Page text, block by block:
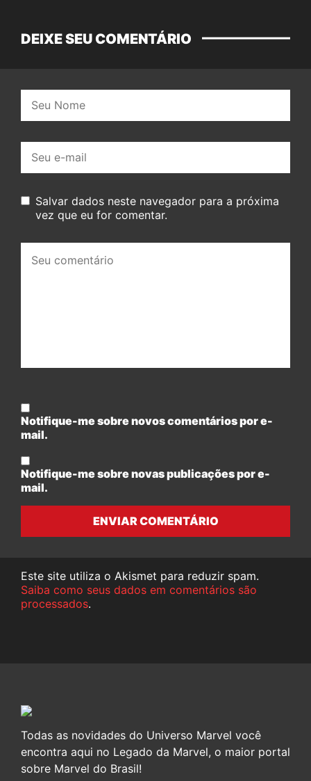
DEIXE SEU COMENTÁRIO
mail:
Salvar dados neste navegador para a próxima
vez que eu for comentar.
comentário:
Notifique-me sobre novos comentários por e-
mail.
Notifique-me sobre novas publicações por e-
mail.
ENVIAR COMENTÁRIO
Este site utiliza o Akismet para reduzir spam.
Saiba como seus dados em comentários são
processados.
Todas as novidades do Universo Marvel você
encontra aqui no Legado da Marvel, o maior portal
sobre Marvel do Brasil!